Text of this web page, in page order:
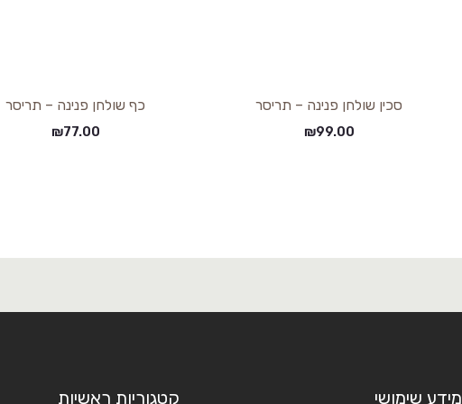
סכין שולחן פנינה – תריסר
₪99.00
כף שולחן פנינה – תריסר
₪77.00
מידע שימושי קטגוריות ראשיות